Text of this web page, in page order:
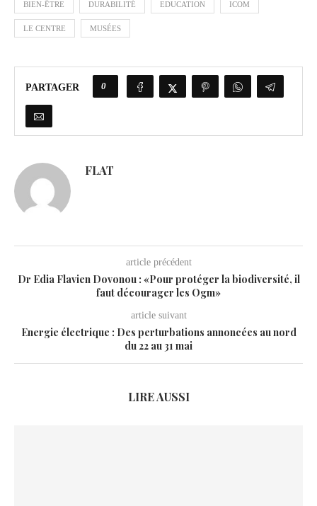
BIEN-ÊTRE DURABILITÉ EDUCATION ICOM
LE CENTRE MUSÉES
PARTAGER 0
FLAT
article précédent
Dr Edia Flavien Dovonou : «Pour protéger la biodiversité, il
faut décourager les Ogm»
article suivant
Energie électrique : Des perturbations annoncées au nord
du 22 au 31 mai
LIRE AUSSI